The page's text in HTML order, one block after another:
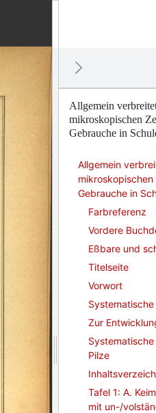
Allgemein
mikroskopischen
Gebrauche in
Allgemein
Gebrauche in
Farbreferenz
Vordere
Eßbare und
Titelseite
Vorwort
Zur
Pilze
Tafel 1: A.
mit un-/